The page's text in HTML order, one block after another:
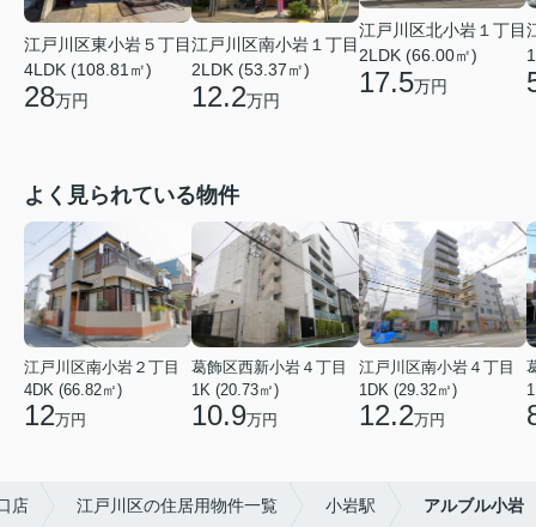
江戸川区東小岩５丁目
4LDK (108.81㎡)
28万円
江戸川区南小岩１丁目
2LDK (53.37㎡)
12.2万円
江戸川区北小岩１丁目
2LDK (66.00㎡)
17.5万円
よく見られている物件
江戸川区南小岩２丁目
4DK (66.82㎡)
12万円
葛飾区西新小岩４丁目
1K (20.73㎡)
10.9万円
江戸川区南小岩４丁目
1DK (29.32㎡)
12.2万円
店 江戸川区の住居用物件一覧 小岩駅 アルブル小岩